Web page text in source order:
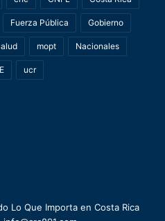
Fuerza Pública Gobierno
mopt Nacionales
ucr
Lo Que Importa en Costa Rica